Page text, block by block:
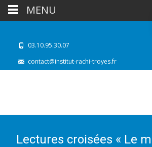
03.10.95.30.07
contact@institut-rachi-troyes.fr
Lectures croisées « Le
MENU